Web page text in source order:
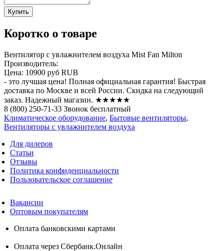
Коротко о товаре
Вентилятор с увлажнителем воздуха Mist Fan Milton
Производитель:
Цена: 10900 руб RUB
- это лучшая цена! Полная официальная гарантия! Быстрая
доставка по Москве и всей России. Скидка на следующий
заказ. Надежный магазин. ★★★★★
8 (800) 250-71-33 Звонок бесплатный
Климатическое оборудование, Бытовые вентиляторы,
Вентиляторы с увлажнителем воздуха
Для дилеров
Статьи
Отзывы
Политика конфиденциальности
Пользовательское соглашение
Вакансии
Оптовым покупателям
Оплата банковскими картами
Оплата через Сбербанк.Онлайн